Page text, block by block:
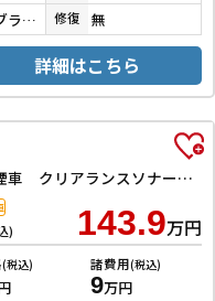
アーバンブラウンパールメタリック 修復 無
詳細はこちら
ハイブリッドG 届出済未使用車 禁煙車 クリアランスソナー オートクルーズコントロール レーンアシスト 衝突被害軽減システム オートライト LEDヘッドランプ アイドリングストップ 電動格納ミラー シートヒーター
) 143.9万円
(税込) 諸費用(税込)
9万円